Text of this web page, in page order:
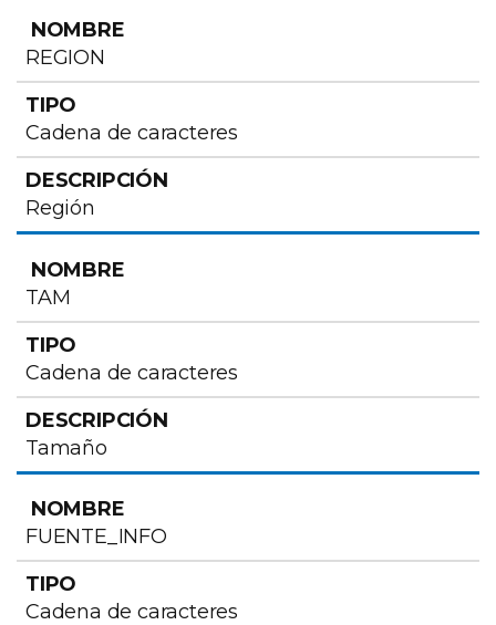
REGION
Cadena de caracteres
Región
TAM
Cadena de caracteres
Tamaño
FUENTE_INFO
Cadena de caracteres